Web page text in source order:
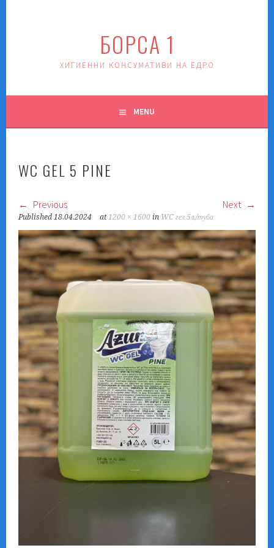
БОРСА 1
ХИГИЕННИ КОНСУМАТИВИ НА ЕДРО
MENU
WC GEL 5 PINE
Previous Next
Published18.04.2024 at1200 × 1600 in WC гел 5л./туба